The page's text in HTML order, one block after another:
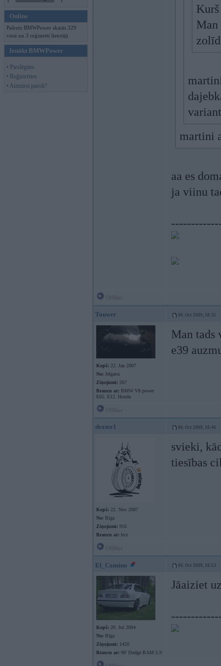
Online
Pašreiz BMWPower skatās 329
viesi un 3 reģistrēti lietotāji.
Ienākt BMWPower
• Pieslēgties
• Reģistrēties
• Aizmirsi paroli?
Man
martini
aa es
ja viinu
Touwer 06. Oct 2009, 18:35
Kopš: 22. Jan 2007
No: Jelgava
Ziņojumi: 267
Braucu ar: BMW V8 power
E65. E12. Honda
Man tads
e39
dexter1 06. Oct 2009, 18:46
Kopš: 22. Nov 2007
No: Rīga
Ziņojumi: 916
Braucu ar: hvz
svieki,
tiesības
El_Camino 06. Oct 2009, 18:53
Kopš: 20. Jul 2004
No: Rīga
Ziņojumi: 1420
Braucu ar: 96' Dodge RAM 5.9
Jāaiziet